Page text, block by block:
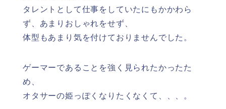
タレントとして仕事をしていたにもかかわら
ず、あまりおしゃれをせず、
体型もあまり気を付けておりませんでした。
ゲーマーであることを強く見られたかったた
め、
オタサーの姫っぽくなりたくなくて、、、。